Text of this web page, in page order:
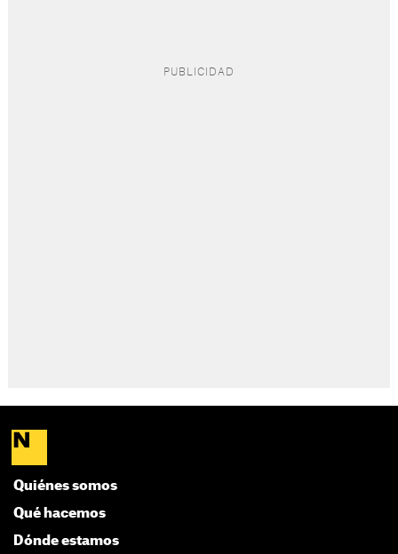
Quiénes somos
Qué hacemos
Dónde estamos